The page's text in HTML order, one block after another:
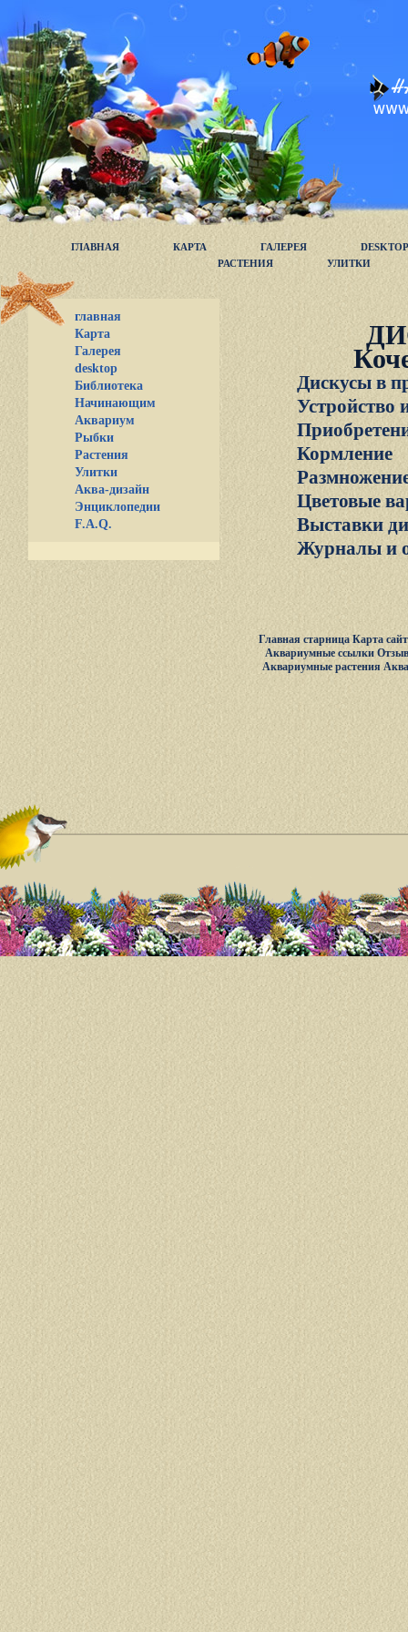
ГЛАВНАЯ КАРТА ГАЛЕРЕЯ
DESKTOP
РАСТЕНИЯ
УЛИТКИ
главная
Карта
Галерея
desktop
Библиотека
Начинающим
Аквариум
Рыбки
Растения
Улитки
Аква-дизайн
Энциклопедии
F.A.Q.
Дискусы в
Устройство
Кормление
Цветовые
Выставки
Журналы и
Главная старница Карта
Аквариумные ссылки
Аквариумные растения